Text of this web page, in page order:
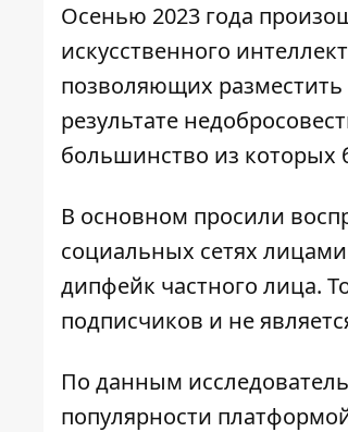
Осенью 2023 года
искусственного
позволяющих
результате
большинство из которых
В основном просили
социальных сетях
дипфейк частного лица.
подписчиков и не
По данным
популярности